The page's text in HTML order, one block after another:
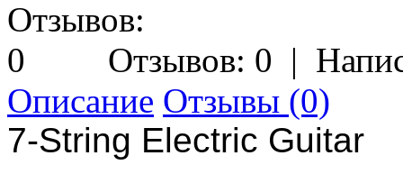
Отзывов: 0 |
Описание Отзывы (0)
7-String Electric Guitar